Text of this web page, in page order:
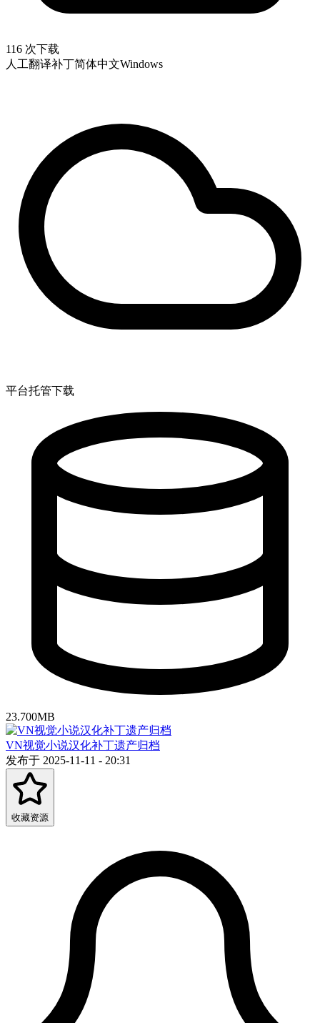
116 次下载
人工翻译补丁简体中文Windows
平台托管下载
23.700MB
VN视觉小说汉化补丁遗产归档
发布于 2025-11-11 - 20:31
收藏资源